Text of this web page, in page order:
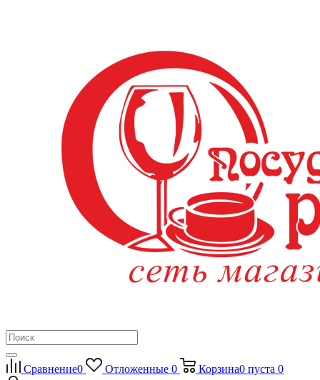
Сравнение0 Отложенные 0 Корзина0 пуста 0